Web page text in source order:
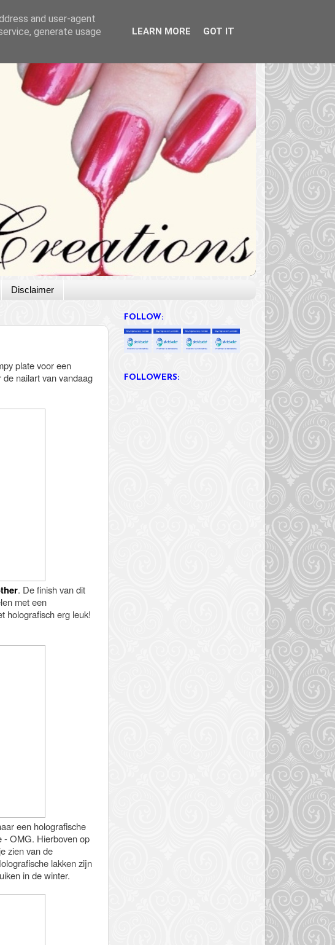
Disclaimer
plate voor een
nailart van vandaag
. De finish van dit
met een
holografisch erg leuk!
een holografische
- OMG. Hierboven op
zien van de
lakken zijn
in de winter.
FOLLOW:
FOLLOWERS:
and user-agent
generate usage
LEARN MORE GOT IT